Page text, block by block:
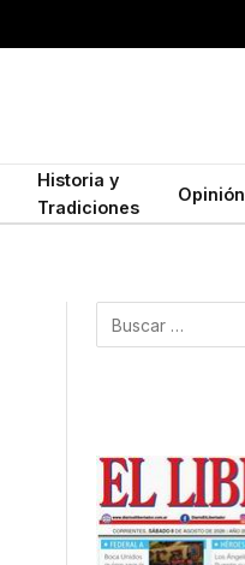
Historia y
Tradiciones
Opinión